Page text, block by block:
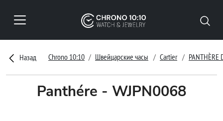
Назад Chrono 10:10 Швейцарские часы Cartier PANTHÈRE
Panthére - WJPN0068